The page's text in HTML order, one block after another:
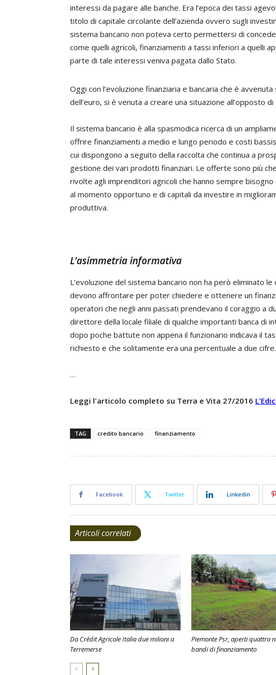
interessi da pagare alle banche. Era l’epoca dei tassi
titolo di capitale circolante dell’azienda ovvero sugli
sistema bancario non poteva certo permettersi di
come quelli agricoli, finanziamenti a tassi inferiori a quelli
parte di tale interessi veniva pagata dallo Stato.
Oggi con l’evoluzione finanziaria e bancaria che è
dell’euro, si è venuta a creare una situazione all’opposto
Il sistema bancario è alla spasmodica ricerca di un
offrire finanziamenti a medio e lungo periodo e costi
cui dispongono a seguito della raccolta che continua a
gestione dei vari prodotti finanziari. Le offerte sono più
rivolte agli imprenditori agricoli che hanno sempre
al momento opportuno e di capitali da investire in
produttiva.
L’asimmetria informativa
L’evoluzione del sistema bancario non ha però eliminato
devono affrontare per poter chiedere e ottenere un
operatori che negli anni passati prendevano il coraggio a
direttore della locale filiale di qualche importanti banca di
dopo poche battute non appena il funzionario indicava il
richiesto e che solitamente era una percentuale a due cifre.
…
Leggi l'articolo completo su Terra e Vita 27/2016
TAG credito bancario finanziamento
Facebook Twitter Linkedin
Articoli correlati
Da Crédit Agricole Italia due milioni a
Terremerse
Piemonte Psr, aperti quattro
bandi di finanziamento